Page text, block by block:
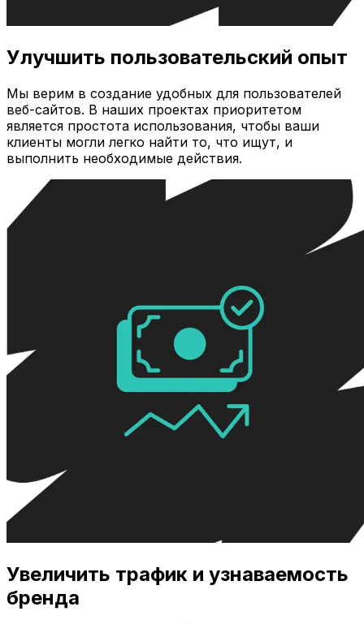
Улучшить пользовательский опыт
Мы верим в создание удобных для пользователей
веб-сайтов. В наших проектах приоритетом
является простота использования, чтобы ваши
клиенты могли легко найти то, что ищут, и
выполнить необходимые действия.
Увеличить трафик и узнаваемость
бренда